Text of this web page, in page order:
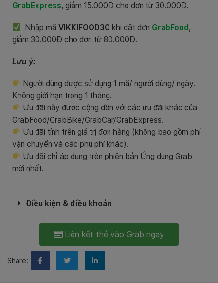
GrabExpress, giảm 15.000Đ cho đơn từ 30.000Đ.
Nhập mã VIKKIFOOD30 khi đặt đơn GrabFood,
giảm 30.000Đ cho đơn từ 80.000Đ.
Lưu ý:
Người dùng được sử dụng 1 mã/ người dùng/ ngày.
Không giới hạn trong 1 tháng.
Ưu đãi này được cộng dồn với các ưu đãi khác của
GrabFood/GrabBike/GrabCar/GrabExpress.
Ưu đãi tính trên giá trị đơn hàng (không bao gồm phí
vận chuyển và các phụ phí khác).
Ưu đãi chỉ áp dụng trên phiên bản Ứng dụng Grab
mới nhất.
Điều kiện & điều khoản
Liên kết thẻ vào Grab ngay
Share: